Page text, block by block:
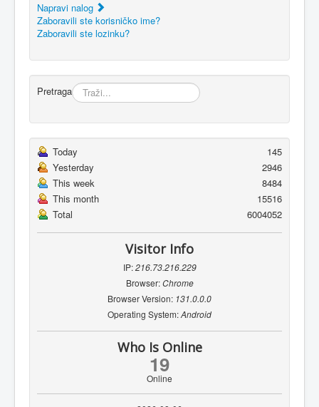
Napravi nalog
Zaboravili ste korisničko ime?
Zaboravili ste lozinku?
Pretraga
Today
145
Yesterday
2946
This week
8484
This month
15516
Total
6004052
Visitor Info
IP:216.73.216.229
Browser:Chrome
Browser Version: 131.0.0.0
Operating System:Android
Who Is Online
19
Online